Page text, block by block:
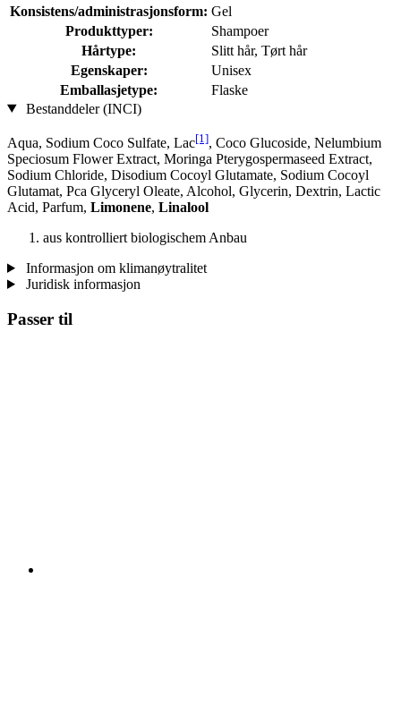
Konsistens/administrasjonsform: Gel
Produkttyper:
Shampoer
Hårtype:
Slitt hår, Tørt hår
Egenskaper:
Unisex
Emballasjetype:
Flaske
Bestanddeler (INCI)
Aqua, Sodium Coco­ Sulfate, Lac[1], Coco Glucoside, Nelumbium
Speciosum Flower Extract, Moringa Pterygospermaseed Extract,
Sodium Chloride, Disodium Cocoyl Glutamate, Sodium Cocoyl
Glutamat, Pca Glyceryl Oleate, Alcohol, Glycerin, Dextrin, Lactic
Acid, Parfum, Limonene, Linalool
aus kontrolliert biologischem Anbau
Informasjon om klimanøytralitet
Juridisk informasjon
Passer til